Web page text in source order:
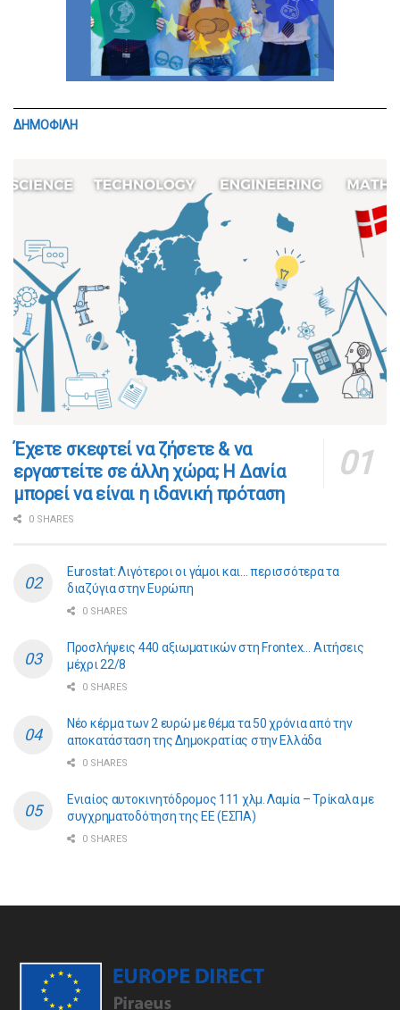
ΔΗΜΟΦΙΛΗ
​​Έχετε σκεφτεί να ζήσετε & να
εργαστείτε σε άλλη χώρα; Η Δανία
μπορεί να είναι η ιδανική πρόταση
0 SHARES
Eurostat: Λιγότεροι οι γάμοι και… περισσότερα τα
διαζύγια στην Ευρώπη
0 SHARES
Προσλήψεις 440 αξιωματικών στη Frontex… Αιτήσεις
μέχρι 22/8
0 SHARES
Νέο κέρμα των 2 ευρώ με θέμα τα 50 χρόνια από την
αποκατάσταση της Δημοκρατίας στην Ελλάδα
0 SHARES
Ενιαίος αυτοκινητόδρομος 111 χλμ. Λαμία – Τρίκαλα με
συγχρηματοδότηση της ΕE (ΕΣΠΑ)
0 SHARES